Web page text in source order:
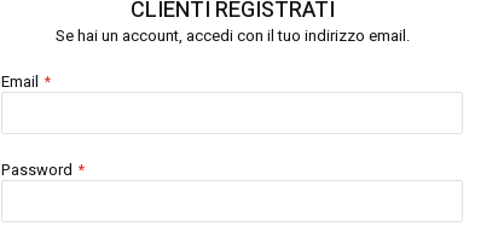
CLIENTI REGISTRATI
Se hai un account, accedi con il tuo indirizzo email.
Email
Password